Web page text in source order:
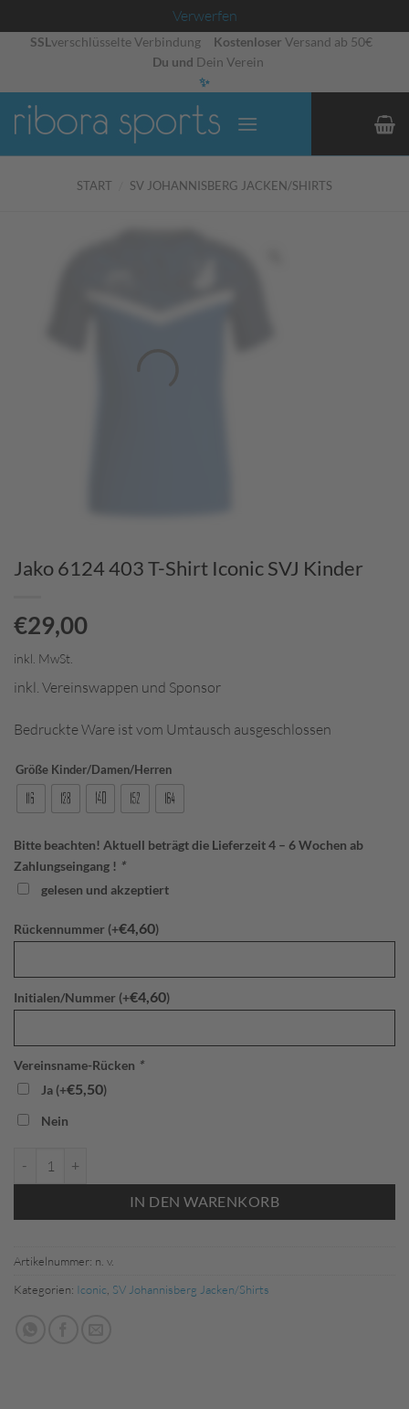
Verwerfen
springen
SSL verschlüsselte Verbindung Kostenloser Versand ab 50€
Du und Dein Verein
✨
START SV JOHANNISBERG JACKEN/SHIRTS
Jako 6124 403 T-Shirt Iconic SVJ Kinder
€29,00
inkl. MwSt.
inkl. Vereinswappen und Sponsor
Bedruckte Ware ist vom Umtausch ausgeschlossen
Größe Kinder/Damen/Herren
Bitte beachten! Aktuell beträgt die Lieferzeit 4 – 6 Wochen ab
Zahlungseingang ! *
gelesen und akzeptiert
Rückennummer (+€4,60)
Initialen/Nummer (+€4,60)
Vereinsname-Rücken *
Ja (+€5,50)
Nein
IN DEN WARENKORB
Artikelnummer: n. v.
Kategorien: Iconic SV Johannisberg Jacken/Shirts